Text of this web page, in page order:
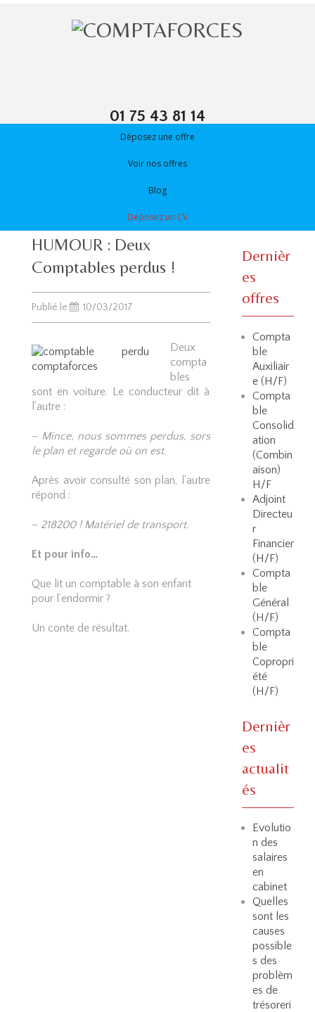
01 75 43 81 14
Déposez une offre
Voir nos offres
Blog
Déposez un CV
HUMOUR : Deux
Comptables perdus !
Publié le 10/03/2017
Deux
compta
bles
sont en voiture. Le conducteur dit à
l’autre :
– Mince, nous sommes perdus, sors
le plan et regarde où on est.
Après avoir consulté son plan, l’autre
répond :
– 218200 ! Matériel de transport.
Et pour info…
Que lit un comptable à son enfant
pour l’endormir ?
Un conte de résultat.
Dernièr
es
offres
Compta
ble
Auxiliair
e (H/F)
Compta
ble
Consolid
ation
(Combin
aison)
H/F
Adjoint
Directeu
r
Financier
(H/F)
Compta
ble
Général
(H/F)
Compta
ble
Copropri
été
(H/F)
Dernièr
es
actualit
és
Evolutio
n des
salaires
en
cabinet
Quelles
sont les
causes
possible
s des
problèm
es de
trésoreri